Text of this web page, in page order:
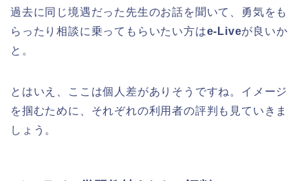
過去に同じ境遇だった先生のお話を聞いて、勇気をも
らったり相談に乗ってもらいたい方はe-Liveが良いか
と。
とはいえ、ここは個人差がありそうですね。イメージ
を掴むために、それぞれの利用者の評判も見ていきま
しょう。